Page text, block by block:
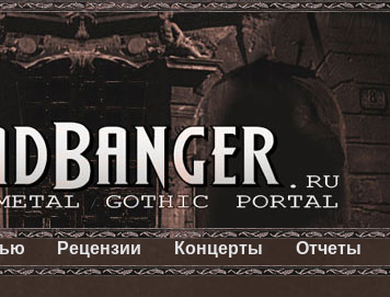
Рецензии Концерты Отчеты